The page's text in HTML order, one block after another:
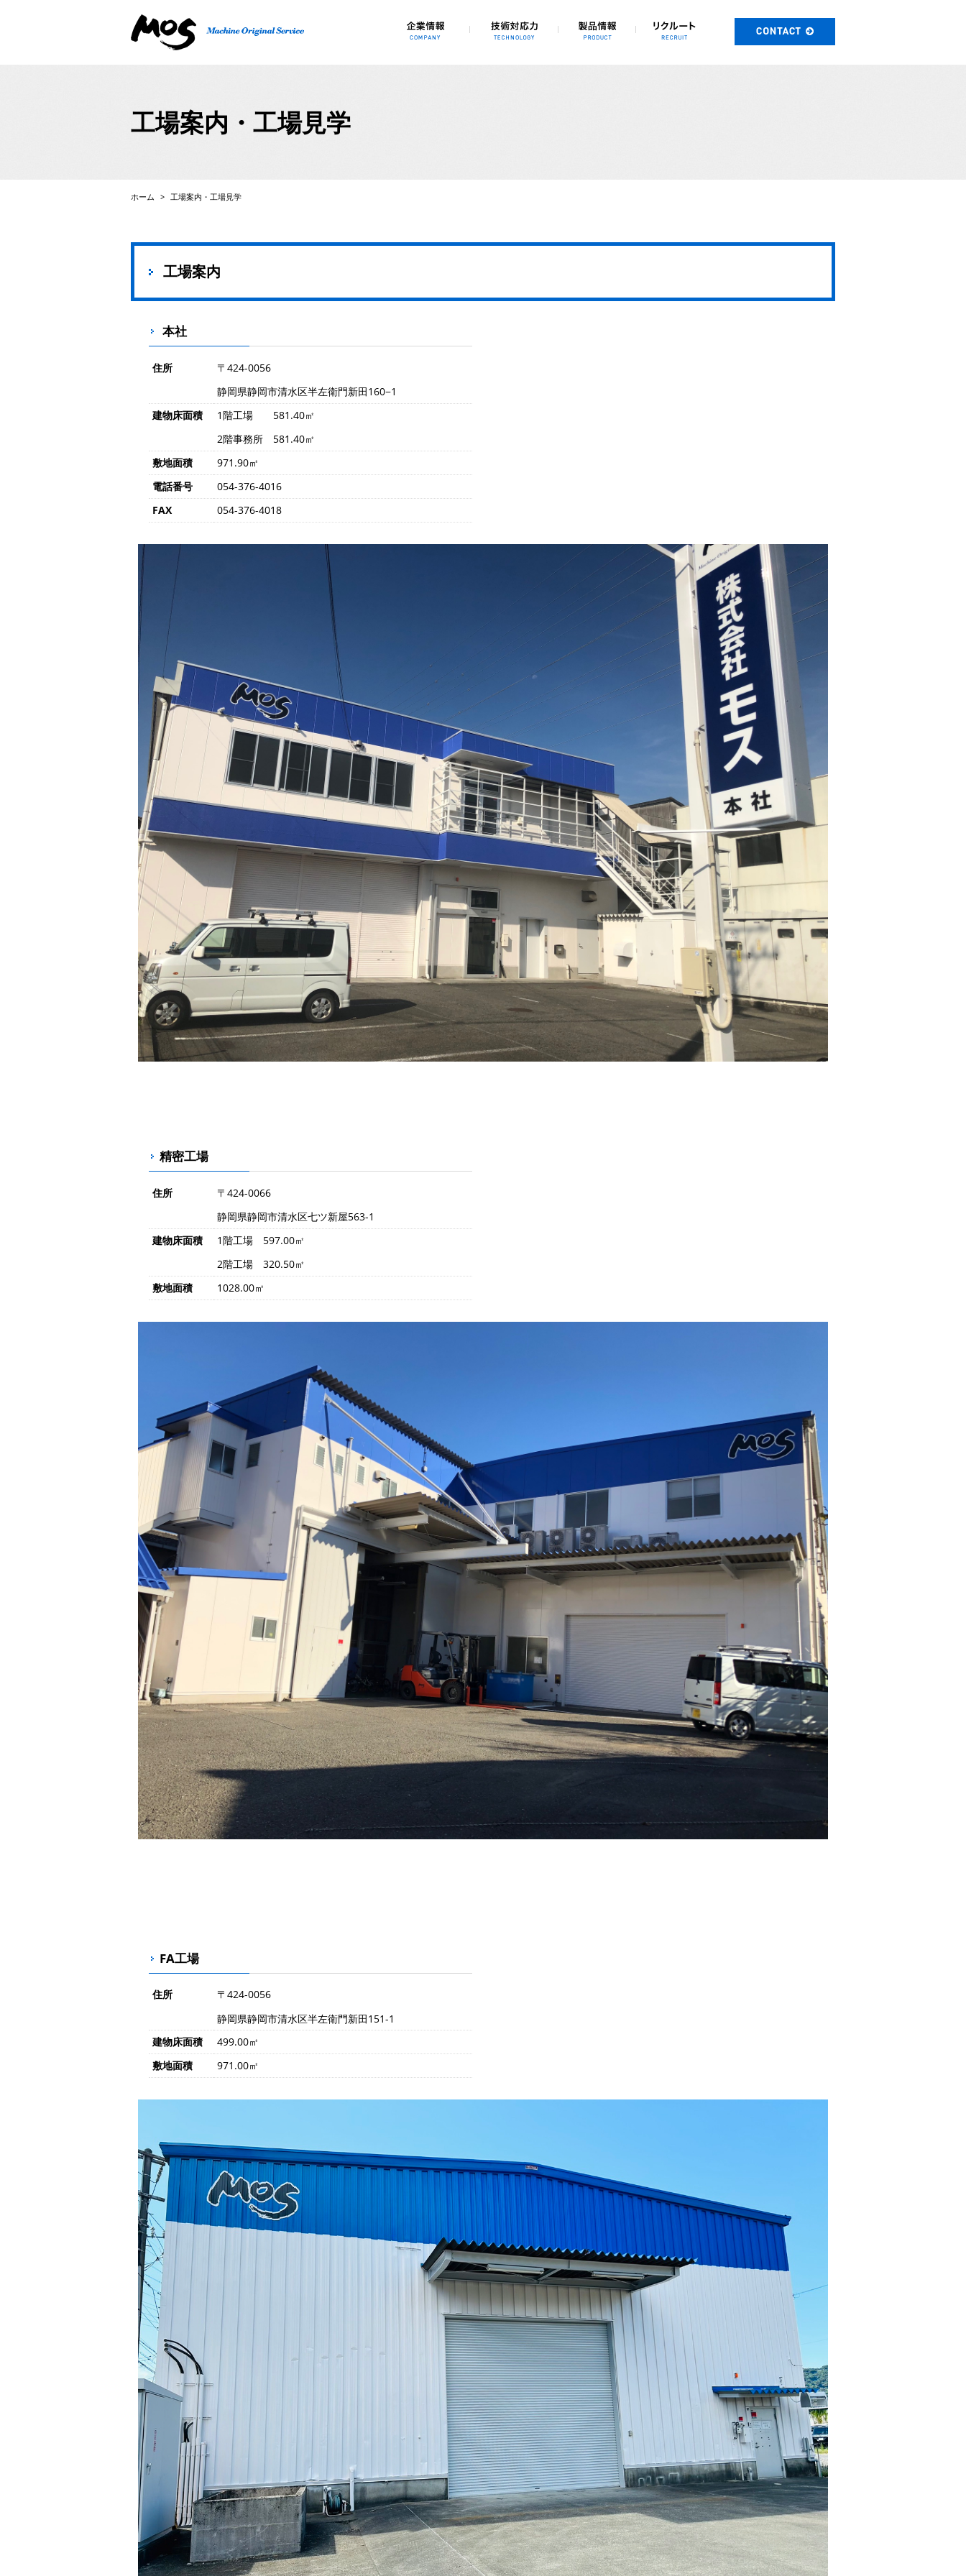
工場案内・工場見学
ホーム > 工場案内・工場見学
工場案内
本社
住所
〒424-0056
静岡県静岡市清水区半左衛門新田160−1
建物床面積
1階工場 581.40㎡
2階事務所 581.40㎡
敷地面積
971.90㎡
電話番号
054-376-4016
FAX
054-376-4018
精密工場
住所
〒424-0066
静岡県静岡市清水区七ツ新屋563-1
建物床面積
1階工場 597.00㎡
2階工場 320.50㎡
敷地面積
1028.00㎡
FA工場
住所
〒424-0056
静岡県静岡市清水区半左衛門新田151-1
建物床面積
499.00㎡
敷地面積
971.00㎡